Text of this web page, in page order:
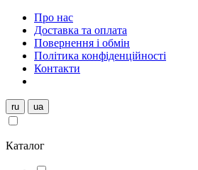
Про нас
Доставка та оплата
Повернення і обмін
Політика конфіденційності
Контакти
ru ua
Каталог